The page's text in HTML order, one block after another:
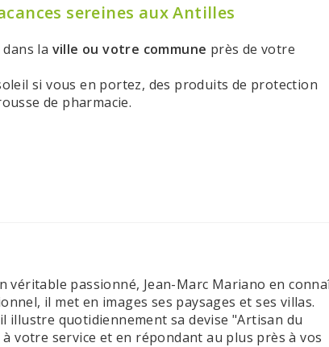
sereines aux Antilles
la ville ou votre commune près de votre
si vous en portez, des produits de protection
de pharmacie.
véritable passionné, Jean-Marc Mariano en
il met en images ses paysages et ses villas.
illustre quotidiennement sa devise "Artisan du
votre service et en répondant au plus près à vos